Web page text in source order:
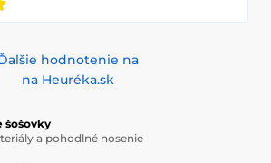
hodnotenie na
na Heuréka.sk
šošovky
a pohodlné nosenie